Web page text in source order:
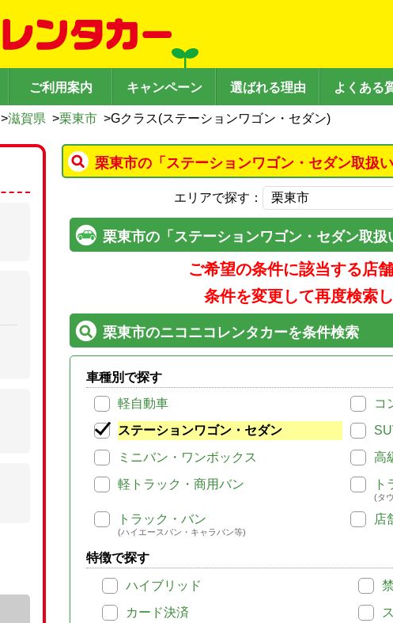
ご利用案内 キャンペーン 選ばれる理由 よくある
>滋賀県 >栗東市 >Gクラス(ステーションワゴン・セダン)
栗東市の「ステーションワゴン・セダン取扱
エリアで探す：
栗東市の「ステーションワゴン・セダン取
ご希望の条件に該当する店
条件を変更して再度検索
栗東市のニコニコレンタカーを条件検索
車種別で探す
軽自動車
コ
ステーションワゴン・セダン
ミニバン・ワンボックス
高
軽トラック・商用バン
ト
(タ
トラック・バン
(ハイエースバン・キャラバン等)
店
特徴で探す
ハイブリッド
カード決済